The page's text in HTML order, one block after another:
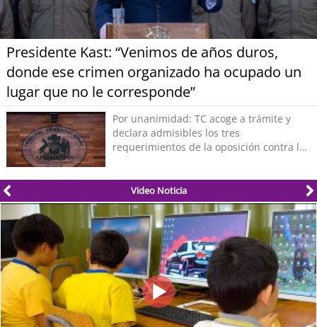
Presidente Kast: “Venimos de años duros,
donde ese crimen organizado ha ocupado un
lugar que no le corresponde”
Por unanimidad: TC acoge a trámite y
declara admisibles los tres
requerimientos de la oposición contra la
Video Noticia